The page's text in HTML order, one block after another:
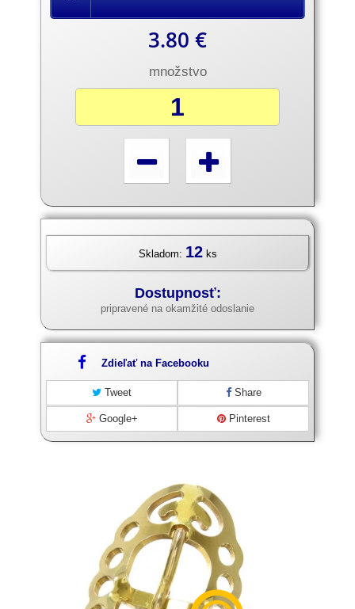
3.80 €
množstvo
Skladom: 12 ks
Dostupnosť:
pripravené na okamžité odoslanie
Zdieľať na Facebooku
Tweet Share
Google+ Pinterest